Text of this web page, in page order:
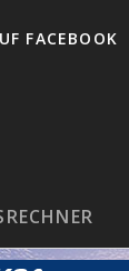
FACEBOOK